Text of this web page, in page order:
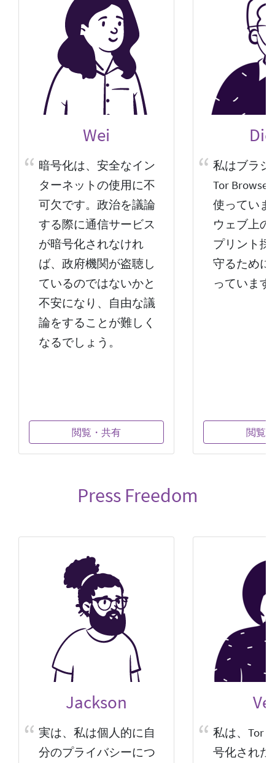
Wei
暗号化は、安全なイン
ターネットの使用に不
可欠です。政治を議論
する際に通信サービス
が暗号化されなけれ
ば、政府機関が盗聴し
ているのではないかと
不安になり、自由な議
論をすることが難しく
なるでしょう。
閲覧・共有
私はブラ
Tor
使ってい
ウェブ上
プリント
守るため
っています
閲覧
Press Freedom
Jackson
実は、私は個人的に自
分のプライバシーにつ
私は、Tor
号化され